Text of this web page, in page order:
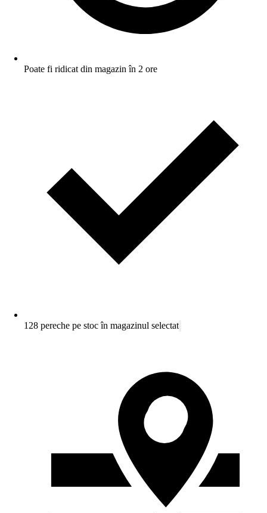
Poate fi ridicat din magazin în 2 ore
128 pereche pe stoc în magazinul selectat